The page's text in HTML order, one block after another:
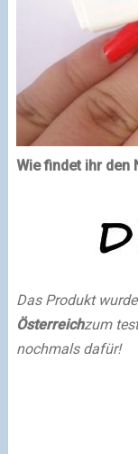
Wie findet ihr den
Das Produkt
Österreichzum
nochmals dafür!